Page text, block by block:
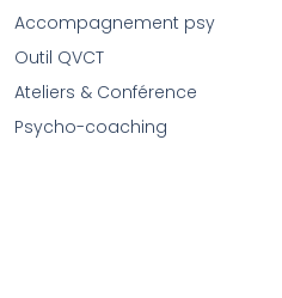
Accompagnement psy
Outil QVCT
Ateliers & Conférence
Psycho-coaching